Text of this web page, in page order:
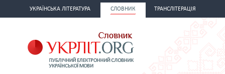
УКРАЇНСЬКА ЛІТЕРАТУРА СЛОВНИК ТРАНСЛІТЕРАЦІЯ